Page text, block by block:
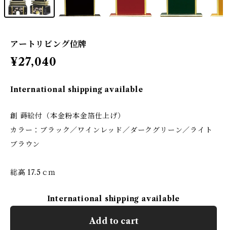
アートリビング位牌
¥27,040
International shipping available
創 蒔絵付（本金粉本金箔仕上げ）
カラー：ブラック／ワインレッド／ダークグリーン／ライト
ブラウン
総高 17.5ｃｍ
International shipping available
Add to cart